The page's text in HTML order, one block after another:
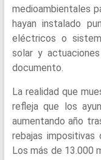
medioambientales
hayan instalado
eléctricos o
solar y
documento.
La realidad que
refleja que los
aumentando año
rebajas
Los más de 13.000